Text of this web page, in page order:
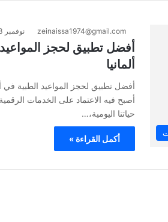
zeinaissa1974@gmail.com نوفمبر 3, 2025
أفضل تطبيق لحجز
ألمانيا
أفضل تطبيق لحجز المواعيد الطبية في
أصبح فيه الاعتماد على الخدمات
حياتنا اليومية،…
أكمل القراءة »